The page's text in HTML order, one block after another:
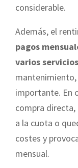
considerable.
Además, el
pagos
varios servicios
mantenimiento,
importante. En
compra
a la cuota o
costes y
mensual.